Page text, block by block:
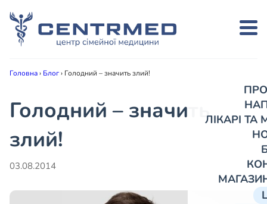
ЛІКАРІ
Головна› Блог› Голодний – значить злий!
Голодний – значить
злий!
03.08.2014